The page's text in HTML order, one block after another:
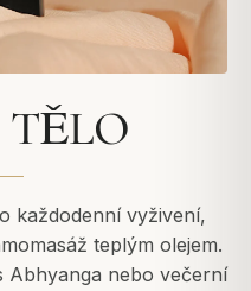
TĚLO
každodenní vyživení,
teplým olejem.
Abhyanga nebo večerní